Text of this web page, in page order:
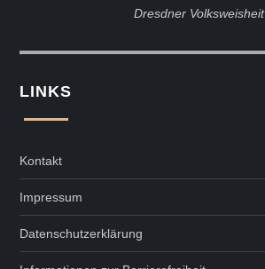
Dresdner Volksweisheit
LINKS
Kontakt
Impressum
Datenschutzerklärung